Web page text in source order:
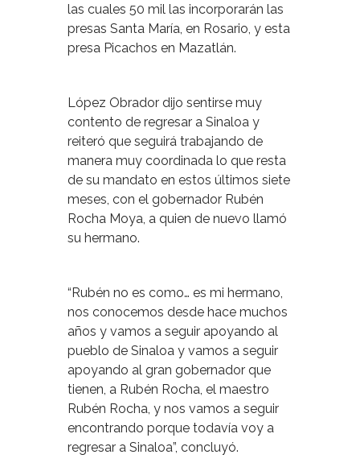
las cuales 50 mil las incorporarán las
presas Santa María, en Rosario, y esta
presa Picachos en Mazatlán.
López Obrador dijo sentirse muy
contento de regresar a Sinaloa y
reiteró que seguirá trabajando de
manera muy coordinada lo que resta
de su mandato en estos últimos siete
meses, con el gobernador Rubén
Rocha Moya, a quien de nuevo llamó
su hermano.
“Rubén no es como… es mi hermano,
nos conocemos desde hace muchos
años y vamos a seguir apoyando al
pueblo de Sinaloa y vamos a seguir
apoyando al gran gobernador que
tienen, a Rubén Rocha, el maestro
Rubén Rocha, y nos vamos a seguir
encontrando porque todavía voy a
regresar a Sinaloa”, concluyó.